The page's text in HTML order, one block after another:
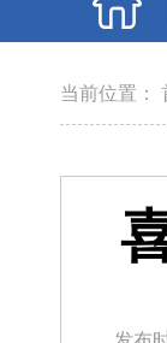
当前位置：